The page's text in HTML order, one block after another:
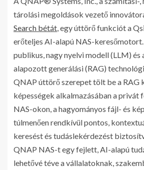
tárolási megoldások vezető
Search bétát, egy úttörő funkciót a
erőteljes AI-alapú NAS-
publikus, nagy nyelvi modell (LLM) és
alapozott generálási (RAG)
QNAP úttörő szerepet tölt be a RAG
képességek alkalmazásában a privát
NAS-okon, a hagyományos fájl- és
túlmenően rendkívül pontos,
keresést és tudáslekérdezést
QNAP NAS-t egy fejlett, AI-alapú
lehetővé téve a vállalatoknak,